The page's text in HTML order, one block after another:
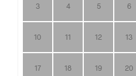
3 4 5 6
10 11 12 13
17 18 19 20